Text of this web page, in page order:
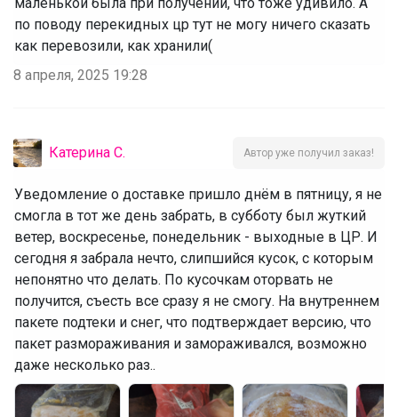
по поводу перекидных цр тут не могу ничего сказать
как перевозили, как хранили(
8 апреля, 2025 19:28
Катерина С. Автор уже получил заказ!
Уведомление о доставке пришло днём в пятницу, я не
смогла в тот же день забрать, в субботу был жуткий
ветер, воскресенье, понедельник - выходные в ЦР. И
сегодня я забрала нечто, слипшийся кусок, с которым
непонятно что делать. По кусочкам оторвать не
получится, съесть все сразу я не смогу. На внутреннем
пакете подтеки и снег, что подтверждает версию, что
пакет размораживания и замораживался, возможно
даже несколько раз..